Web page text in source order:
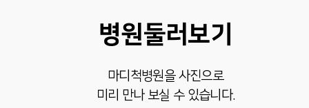
병원둘러보기
마디척병원을 사진으로
미리 만나 보실 수 있습니다.